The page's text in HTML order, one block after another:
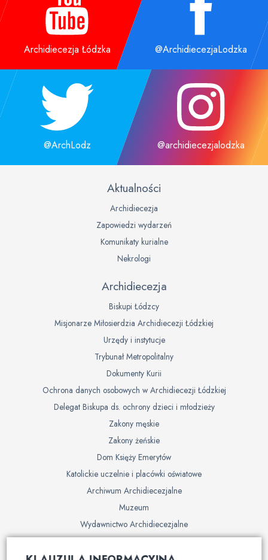
Archidiecezja Łódzka @ArchidiecezjaLodzka
@ArchLodz @archidiecezjalodzka
Aktualności
Archidiecezja
Zapowiedzi wydarzeń
Komunikaty kurialne
Nekrologi
Archidiecezja
Biskupi Łódzcy
Misjonarze Miłosierdzia Archidiecezji Łódzkiej
Urzędy i instytucje
Trybunał Metropolitalny
Dokumenty Kurii
Ochrona danych osobowych w Archidiecezji Łódzkiej
Delegat Biskupa ds. ochrony dzieci i młodzieży
Zakony męskie
Zakony żeńskie
Dom Księży Emerytów
Katolickie uczelnie i placówki oświatowe
Archiwum Archidiecezjalne
Muzeum
Wydawnictwo Archidiecezjalne
Cmentarze